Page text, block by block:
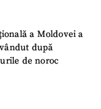
a Moldovei a
după
de noroc